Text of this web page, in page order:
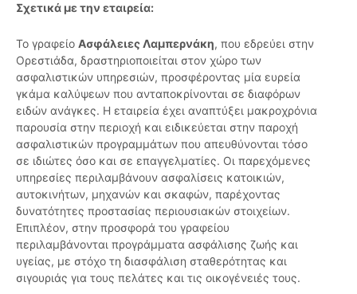
Σχετικά με την εταιρεία:
Το γραφείο Ασφάλειες Λαμπερνάκη, που εδρεύει στην
Ορεστιάδα, δραστηριοποιείται στον χώρο των
ασφαλιστικών υπηρεσιών, προσφέροντας μία ευρεία
γκάμα καλύψεων που ανταποκρίνονται σε διαφόρων
ειδών ανάγκες. Η εταιρεία έχει αναπτύξει μακροχρόνια
παρουσία στην περιοχή και ειδικεύεται στην παροχή
ασφαλιστικών προγραμμάτων που απευθύνονται τόσο
σε ιδιώτες όσο και σε επαγγελματίες. Οι παρεχόμενες
υπηρεσίες περιλαμβάνουν ασφαλίσεις κατοικιών,
αυτοκινήτων, μηχανών και σκαφών, παρέχοντας
δυνατότητες προστασίας περιουσιακών στοιχείων.
Επιπλέον, στην προσφορά του γραφείου
περιλαμβάνονται προγράμματα ασφάλισης ζωής και
υγείας, με στόχο τη διασφάλιση σταθερότητας και
σιγουριάς για τους πελάτες και τις οικογένειές τους.